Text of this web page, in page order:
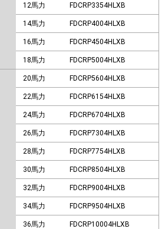
12馬力 FDCRP3354HLXB
14馬力 FDCRP4004HLXB
16馬力 FDCRP4504HLXB
18馬力 FDCRP5004HLXB
20馬力 FDCRP5604HLXB
22馬力 FDCRP6154HLXB
24馬力 FDCRP6704HLXB
26馬力 FDCRP7304HLXB
28馬力 FDCRP7754HLXB
30馬力 FDCRP8504HLXB
32馬力 FDCRP9004HLXB
34馬力 FDCRP9504HLXB
36馬力 FDCRP10004HLXB